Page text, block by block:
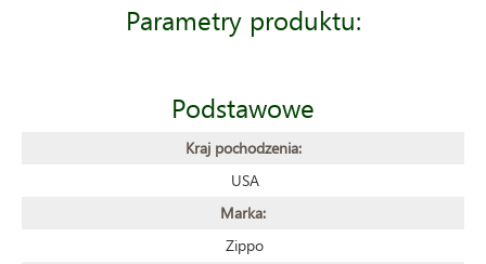
Parametry produktu:
Podstawowe
Kraj pochodzenia:
USA
Marka:
Zippo